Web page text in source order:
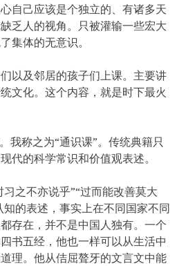
自己应该是个独立的、有诸多天
乏人的视角。只被灌输一些宏大
集体的无意识。
以及邻居的孩子们上课。主要讲
文化。这个内容，就是时下最火
我称之为“通识课”。传统典籍只
代的科学常识和价值观表述。
习之不亦说乎”“过而能改善莫大
的表述，事实上在不同国家不同
存在，并不是中国人独有。一个
书五经，他也一样可以从生活中
理。他从佶屈聱牙的文言文中能